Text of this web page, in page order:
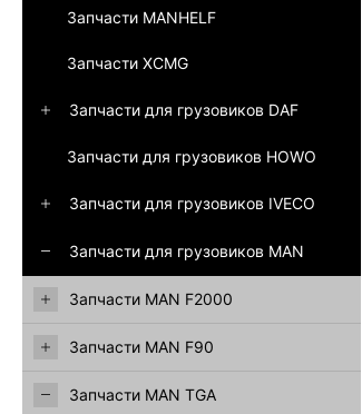
Запчасти MANHELF
Запчасти XCMG
Запчасти для грузовиков DAF
Запчасти для грузовиков HOWO
Запчасти для грузовиков IVECO
Запчасти для грузовиков MAN
Запчасти MAN F2000
Запчасти MAN F90
Запчасти MAN TGA